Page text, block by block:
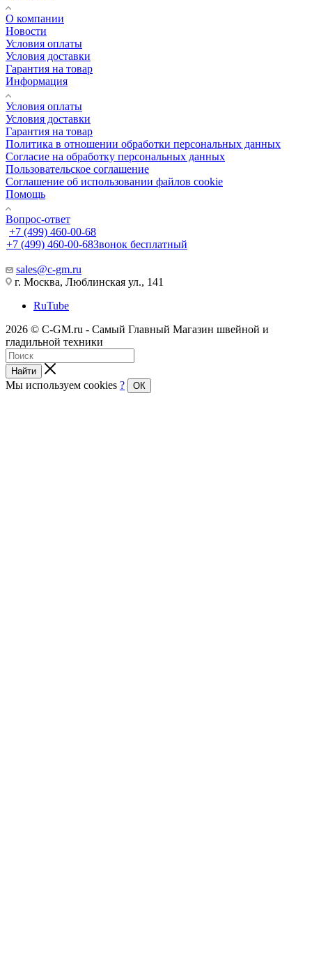
О компании
Новости
Условия оплаты
Условия доставки
Гарантия на товар
Информация
Условия оплаты
Условия доставки
Гарантия на товар
Политика в отношении обработки персональных данных
Cогласие на обработку персональных данных
Пользовательское соглашение
Cоглашение об использовании файлов cookie
Помощь
Вопрос-ответ
+7 (499) 460-00-68
+7 (499) 460-00-68Звонок бесплатный
sales@c-gm.ru
г. Москва, Люблинская ул., 141
RuTube
2026 © C-GM.ru - Самый Главный Магазин швейной и
гладильной техники
Найти
Мы используем cookies ? ОК